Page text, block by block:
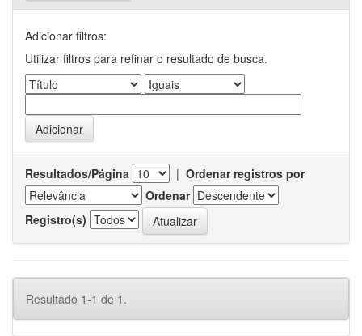
Adicionar filtros:
Utilizar filtros para refinar o resultado de busca.
Resultados/Página | Ordenar registros por
Ordenar
Registro(s)
Resultado 1-1 de 1.